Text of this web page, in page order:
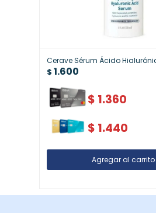
Cerave Sérum Ácido
$ 1.600
$ 1.360
$ 1.440